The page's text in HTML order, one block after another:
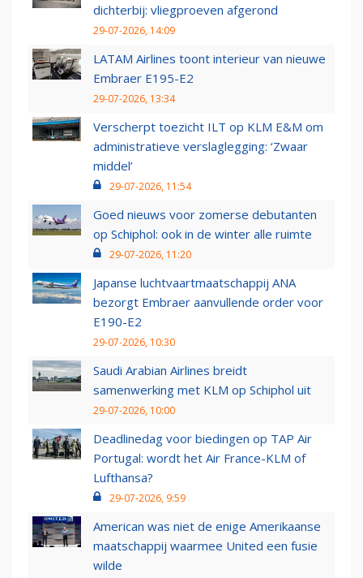
dichterbij: vliegproeven afgerond
29-07-2026, 14:09
LATAM Airlines toont interieur van nieuwe
Embraer E195-E2
29-07-2026, 13:34
Verscherpt toezicht ILT op KLM E&M om
administratieve verslaglegging: ‘Zwaar
middel’
29-07-2026, 11:54
Goed nieuws voor zomerse debutanten
op Schiphol: ook in de winter alle ruimte
29-07-2026, 11:20
Japanse luchtvaartmaatschappij ANA
bezorgt Embraer aanvullende order voor
E190-E2
29-07-2026, 10:30
Saudi Arabian Airlines breidt
samenwerking met KLM op Schiphol uit
29-07-2026, 10:00
Deadlinedag voor biedingen op TAP Air
Portugal: wordt het Air France-KLM of
Lufthansa?
29-07-2026, 9:59
American was niet de enige Amerikaanse
maatschappij waarmee United een fusie
wilde